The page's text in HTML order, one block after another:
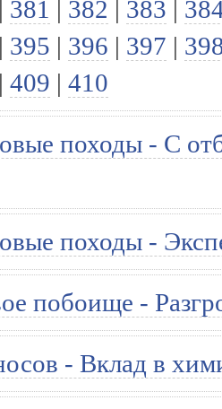
| 381 | 382 | 383 |
| 395 | 396 | 397 |
| 409 | 410
походы - С
походы -
побоище -
- Вклад в